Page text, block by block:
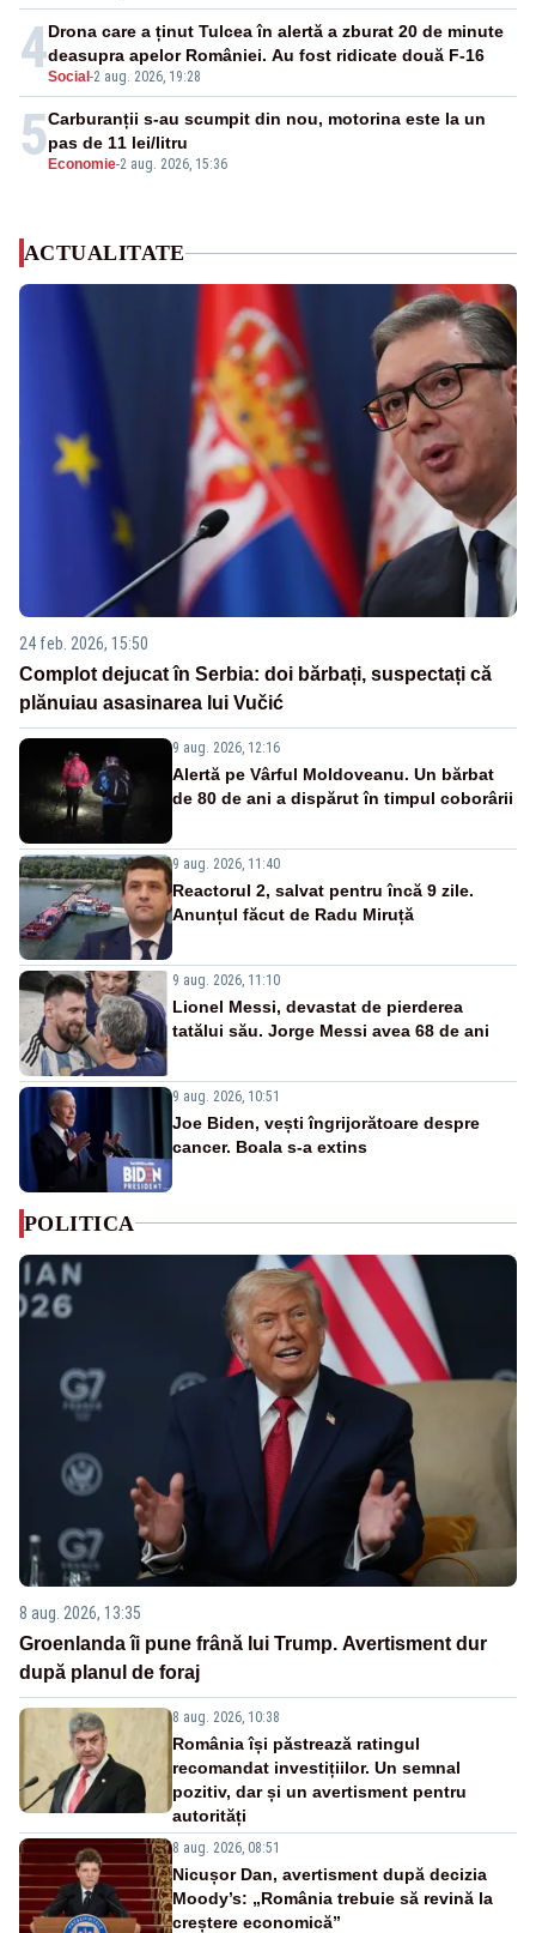
4Social -2 aug. 2026, 19:28
Drona care a ținut Tulcea în alertă a zburat 20 de minute
deasupra apelor României. Au fost ridicate două F-16
5 Economie-2 aug. 2026, 15:36
Carburanții s-au scumpit din nou, motorina este la un
pas de 11 lei/litru
ACTUALITATE
24 feb. 2026, 15:50
Complot dejucat în Serbia: doi bărbați, suspectați că
plănuiau asasinarea lui Vučić
9 aug. 2026, 12:16
Alertă pe Vârful Moldoveanu. Un bărbat
de 80 de ani a dispărut în timpul coborârii
9 aug. 2026, 11:40
Reactorul 2, salvat pentru încă 9 zile.
Anunțul făcut de Radu Miruță
9 aug. 2026, 11:10
Lionel Messi, devastat de pierderea
tatălui său. Jorge Messi avea 68 de ani
9 aug. 2026, 10:51
Joe Biden, vești îngrijorătoare despre
cancer. Boala s-a extins
POLITICA
8 aug. 2026, 13:35
Groenlanda îi pune frână lui Trump. Avertisment dur
după planul de foraj
8 aug. 2026, 10:38
România își păstrează ratingul
recomandat investițiilor. Un semnal
pozitiv, dar și un avertisment pentru
autorități
8 aug. 2026, 08:51
Nicușor Dan, avertisment după decizia
Moody’s: „România trebuie să revină la
creștere economică”